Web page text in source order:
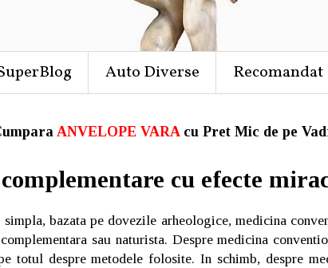
Auto Diverse Recomandat
ANVELOPE VARAcu Pret Mic de pe
cu efecte
bazata pe dovezile arheologice, medicina
sau naturista. Despre medicina
totul despre metodele folosite. In schimb, despre